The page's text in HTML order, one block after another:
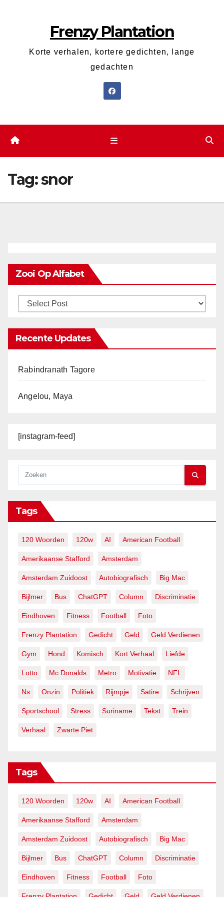
Frenzy Plantation
Korte verhalen, kortere gedichten, lange
gedachten
Tag:snor
Zooi Op Alfabet
Recente Updates
Rabindranath Tagore
Angelou, Maya
[instagram-feed]
Tags
120 Woorden 120w AI American Football
Amerikaanse Stafford Amsterdam
Amsterdam Zuidoost Autobiografisch Big Mac
Bijlmer Bus ChatGPT Column Discriminatie
Eindhoven Fitness Football Foto
Frenzy Plantation Gedicht Geld Geld Verdienen
Gym Hond Komisch Kort Verhaal Liefde
Lotto Mc Donalds Metro Motivatie NFL
Ns Onzin Politiek Rijmpje Satire Schrijven
Sportschool Stress Suriname Tekst Trein
Verhaal Zwarte Piet
Tags
120 Woorden 120w AI American Football
Amerikaanse Stafford Amsterdam
Amsterdam Zuidoost Autobiografisch Big Mac
Bijlmer Bus ChatGPT Column Discriminatie
Eindhoven Fitness Football Foto